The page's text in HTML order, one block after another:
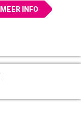
MEER INFO